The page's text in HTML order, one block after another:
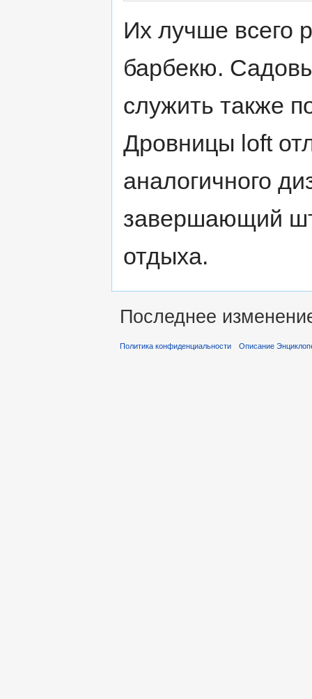
Их лучше всего
барбекю.
служить также
Дровницы loft
аналогичного
завершающий
отдыха.
Последнее
Политика конфиденциальности Описание